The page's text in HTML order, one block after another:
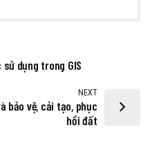
dụng trong GIS
NEXT
bảo vệ, cải tạo, phục
hồi đất